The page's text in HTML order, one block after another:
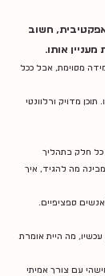
חשוב
אותו.
מסוימת, אבל ככל
תוכן מדויק ורלוונטי
חלק בתהליך
מה להגיד, איך
ספציפיים.
מה היית אומרת
עם צורך אמיתי